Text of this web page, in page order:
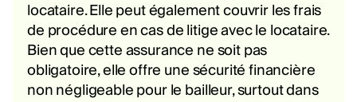
locataire. Elle peut également couvrir les frais
de procédure en cas de litige avec le locataire.
Bien que cette assurance ne soit pas
obligatoire, elle offre une sécurité financière
non négligeable pour le bailleur, surtout dans